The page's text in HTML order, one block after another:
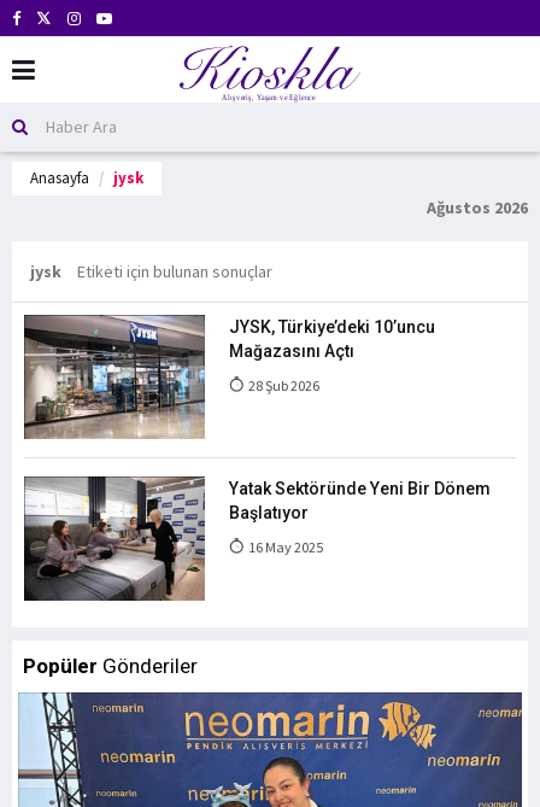
Anasayfa jysk
Ağustos 2026
jysk Etiketi için bulunan sonuçlar
JYSK, Türkiye’deki 10’uncu
Mağazasını Açtı
28 Şub 2026
Yatak Sektöründe Yeni Bir Dönem
Başlatıyor
16 May 2025
Popüler Gönderiler